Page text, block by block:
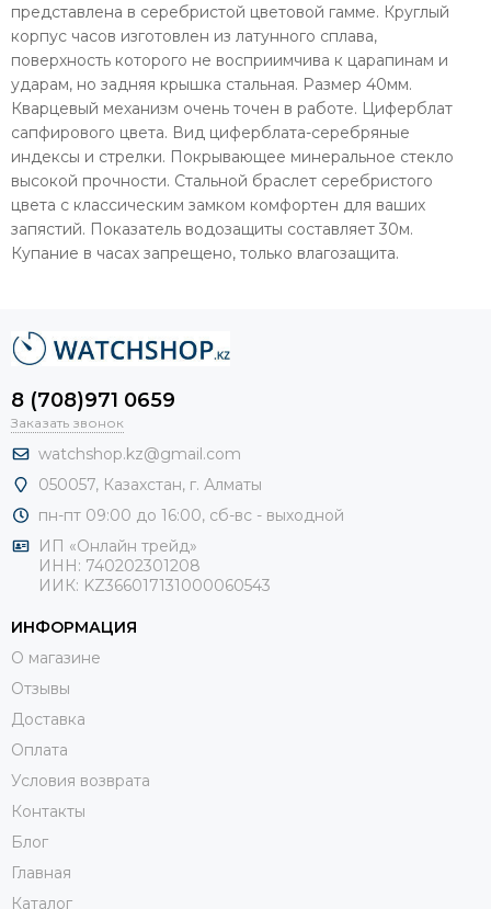
представлена в серебристой цветовой гамме. Круглый
корпус часов изготовлен из латунного сплава,
поверхность которого не восприимчива к царапинам и
ударам, но задняя крышка стальная. Размер 40мм.
Кварцевый механизм очень точен в работе. Циферблат
сапфирового цвета. Вид циферблата-серебряные
индексы и стрелки. Покрывающее минеральное стекло
высокой прочности. Стальной браслет серебристого
цвета с классическим замком комфортен для ваших
запястий. Показатель водозащиты составляет 30м.
Купание в часах запрещено, только влагозащита.
8 (708)971 0659
Заказать звонок
watchshop.kz@gmail.com
050057, Казахстан, г. Алматы
пн-пт 09:00 до 16:00, сб-вс - выходной
ИП «Онлайн трейд»
ИНН: 740202301208
ИИК: KZ366017131000060543
ИНФОРМАЦИЯ
О магазине
Отзывы
Доставка
Оплата
Условия возврата
Контакты
Блог
Главная
Каталог